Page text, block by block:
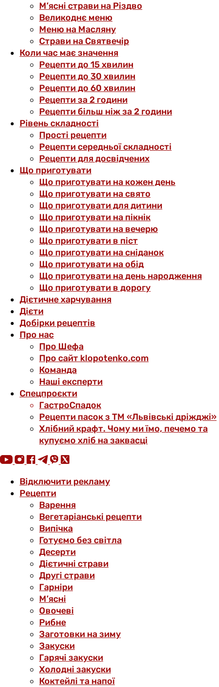
М’ясні страви на Різдво
Великоднє меню
Меню на Масляну
Страви на Святвечір
Коли час має значення
Рецепти до 15 хвилин
Рецепти до 30 хвилин
Рецепти до 60 хвилин
Рецепти за 2 години
Рецепти більш ніж за 2 години
Рівень складності
Прості рецепти
Рецепти середньої складності
Рецепти для досвідчених
Що приготувати
Що приготувати на кожен день
Що приготувати на свято
Що приготувати для дитини
Що приготувати на пікнік
Що приготувати на вечерю
Що приготувати в піст
Що приготувати на сніданок
Що приготувати на обід
Що приготувати на день народження
Що приготувати в дорогу
Дієтичне харчування
Дієти
Добірки рецептів
Про нас
Про Шефа
Про сайт klopotenko.com
Команда
Наші експерти
Спецпроєкти
ГастроСпадок
Рецепти пасок з ТМ «Львівські дріжджі»
Хлібний крафт. Чому ми їмо, печемо та
купуємо хліб на заквасці
Відключити рекламу
Рецепти
Варення
Вегетаріанські рецепти
Випічка
Готуємо без світла
Десерти
Дієтичні страви
Другі страви
Гарніри
М’ясні
Овочеві
Рибне
Заготовки на зиму
Закуски
Гарячі закуски
Холодні закуски
Коктейлі та напої